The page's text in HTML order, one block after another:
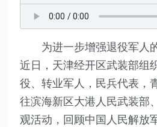
为进一步增强退役军人
近日，天津经开区武装部组
役、转业军人，民兵代表，
往滨海新区大港人民武装部
观活动，回顾中国人民解放